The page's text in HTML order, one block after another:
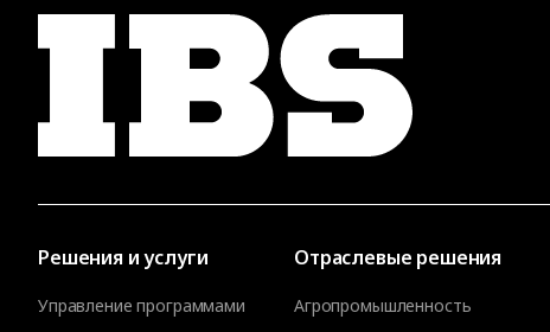
Решения и услуги
Управление программами
Отраслевые решения
Агропромышленность